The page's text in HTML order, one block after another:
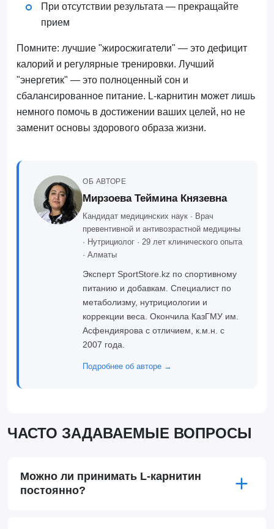
При отсутствии результата — прекращайте
прием
Помните: лучшие "жиросжигатели" — это дефицит
калорий и регулярные тренировки. Лучший
"энергетик" — это полноценный сон и
сбалансированное питание. L-карнитин может лишь
немного помочь в достижении ваших целей, но не
заменит основы здорового образа жизни.
ОБ АВТОРЕ
Мирзоева Теймина Князевна
Кандидат медицинских наук · Врач
превентивной и антивозрастной медицины
· Нутрициолог · 29 лет клинического опыта
· Алматы
Эксперт SportStore.kz по спортивному
питанию и добавкам. Специалист по
метаболизму, нутрициологии и
коррекции веса. Окончила КазГМУ им.
Асфендиярова с отличием, к.м.н. с
2007 года.
Подробнее об авторе →
ЧАСТО ЗАДАВАЕМЫЕ ВОПРОСЫ
Можно ли принимать L-карнитин
постоянно?